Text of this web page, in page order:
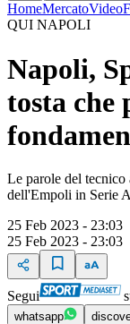
HomeMercatoVideo
QUI NAPOLI
Napoli,
tosta che
Le parole del tecnico
dell'Empoli in Serie A
25 Feb 2023 - 23:03
25 Feb 2023 - 23:03
Segui
whatsapp